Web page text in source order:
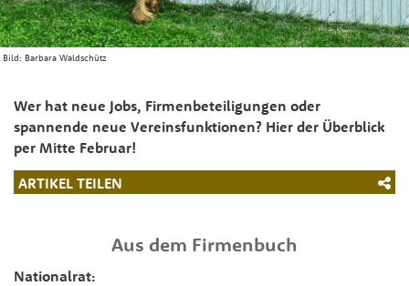
Bild: Barbara Waldschütz
Wer hat neue Jobs, Firmenbeteiligungen oder
spannende neue Vereinsfunktionen? Hier der Überblick
per Mitte Februar!
ARTIKEL TEILEN
Aus dem Firmenbuch
Nationalrat: